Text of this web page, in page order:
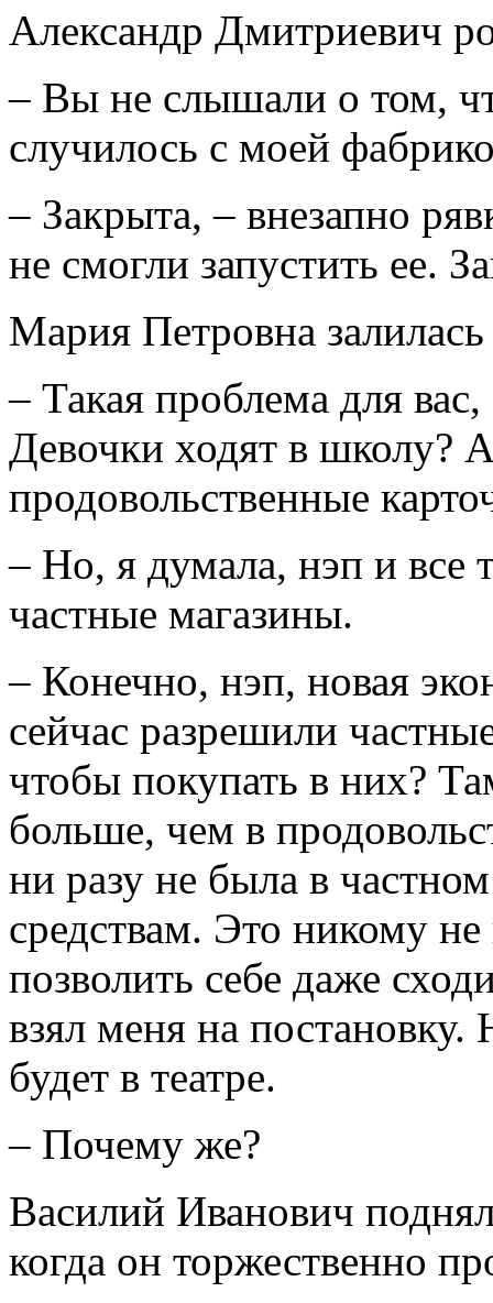
Александр Дмитриевич
– Вы не слышали о том,
случилось с моей
– Закрыта, – внезапно
не смогли запустить ее.
Мария Петровна
– Такая проблема для
Девочки ходят в школу?
продовольственные
– Но, я думала, нэп и все
частные магазины.
– Конечно, нэп, новая
сейчас разрешили
чтобы покупать в них?
больше, чем в
ни разу не была в
средствам. Это никому
позволить себе даже
взял меня на
будет в театре.
– Почему же?
Василий Иванович
когда он торжественно